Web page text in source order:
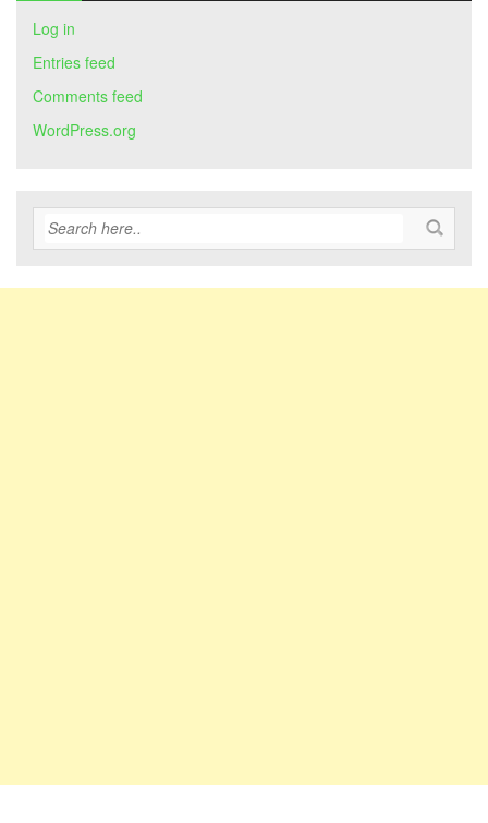
Log in
Entries feed
Comments feed
WordPress.org